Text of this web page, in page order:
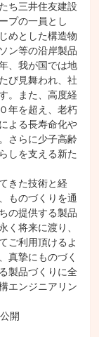
ち三井住友建設
プの一員とし
めとした構造物
ン等の沿岸製品
、我が国では地
び見舞われ、社
。また、高度経
年を超え、老朽
よる長寿命化や
さらに少子高齢
しを支える新た
きた技術と経
ものづくりを通
の提供する製品
く将来に渡り、
ご利用頂けるよ
真摯にものづく
製品づくりに全
エンジニアリン
開